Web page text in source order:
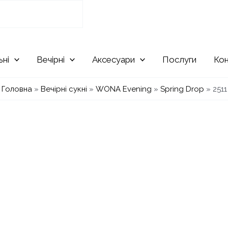
Вечірні Аксесуари Послуги
Головна » Вечірні сукні » WONA Evening » Spring Drop » 2511